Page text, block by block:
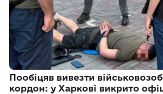
Пообіцяв вивезти
кордон: у Харкові викрито